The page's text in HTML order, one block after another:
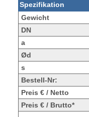
Spezifikation
Gewicht
DN
a
Ød
s
Bestell-Nr:
Preis € / Netto
Preis € / Brutto*